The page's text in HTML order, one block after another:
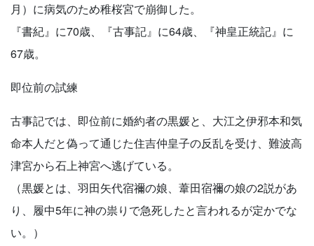
月）に病気のため稚桜宮で崩御した。
『書紀』に70歳、『古事記』に64歳、『神皇正統記』に
67歳。
即位前の試練
古事記では、即位前に婚約者の黒媛と、大江之伊邪本和気
命本人だと偽って通じた住吉仲皇子の反乱を受け、難波高
津宮から石上神宮へ逃げている。
（黒媛とは、羽田矢代宿禰の娘、葦田宿禰の娘の2説があ
り、履中5年に神の祟りで急死したと言われるが定かでな
い。）